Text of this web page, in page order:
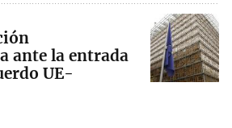
ante la entrada
UE-